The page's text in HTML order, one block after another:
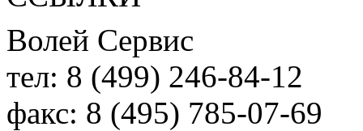
Волей Сервис
тел: 8 (499) 246-84-12
факс: 8 (495) 785-07-69